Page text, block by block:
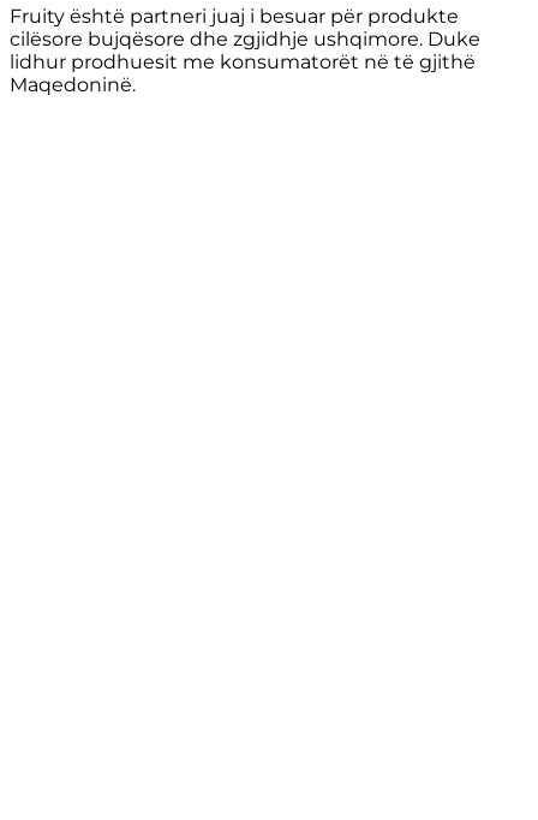
Fruity është partneri juaj i besuar për produkte
cilësore bujqësore dhe zgjidhje ushqimore. Duke
lidhur prodhuesit me konsumatorët në të gjithë
Maqedoninë.